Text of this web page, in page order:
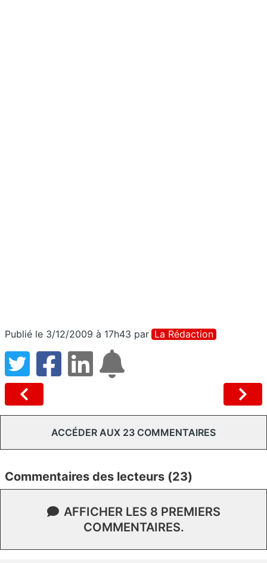
Publié le 3/12/2009 à 17h43 par La Rédaction
ACCÉDER AUX 23 COMMENTAIRES
Commentaires des lecteurs (23)
AFFICHER LES 8 PREMIERS
COMMENTAIRES.